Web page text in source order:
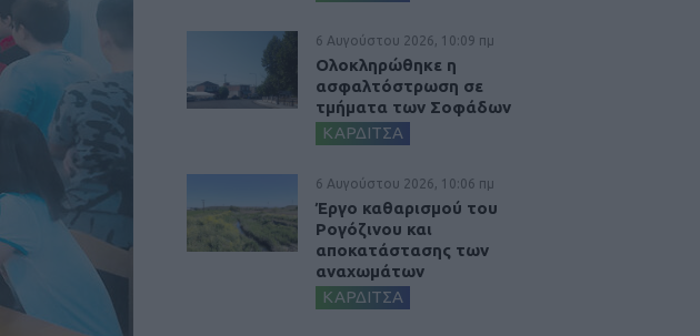
6 Αυγούστου 2026, 10:09 πμ
Ολοκληρώθηκε η
ασφαλτόστρωση σε
τμήματα των Σοφάδων
ΚΑΡΔΙΤΣΑ
6 Αυγούστου 2026, 10:06 πμ
Έργο καθαρισμού του
Ρογόζινου και
αποκατάστασης των
αναχωμάτων
ΚΑΡΔΙΤΣΑ